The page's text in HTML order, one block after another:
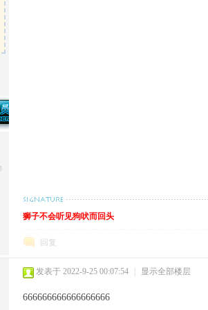
狮子不会听见狗吠而回头
回复
发表于 2022-9-25 00:07:54 显示全部楼层
666666666666666666